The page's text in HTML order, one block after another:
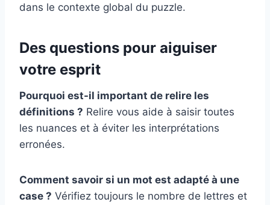
dans le contexte global du puzzle.
Des questions pour aiguiser
votre esprit
Pourquoi est-il important de relire les
définitions ? Relire vous aide à saisir toutes
les nuances et à éviter les interprétations
erronées.
Comment savoir si un mot est adapté à une
case ? Vérifiez toujours le nombre de lettres et